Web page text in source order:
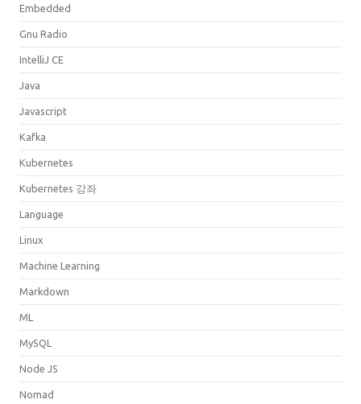
Embedded
Gnu Radio
IntelliJ CE
Java
Javascript
Kafka
Kubernetes
Kubernetes 강좌
Language
Linux
Machine Learning
Markdown
ML
MySQL
Node JS
Nomad